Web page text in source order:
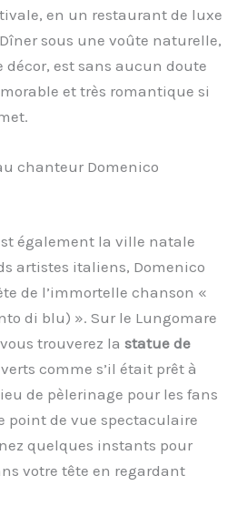
en un restaurant de luxe
sous une voûte naturelle,
décor, est sans aucun doute
et très romantique si
chanteur Domenico
également la ville natale
artistes italiens, Domenico
de l’immortelle chanson «
di blu) ». Sur le Lungomare
trouverez lastatue de
comme s’il était prêt à
de pèlerinage pour les fans
point de vue spectaculaire
quelques instants pour
votre tête en regardant